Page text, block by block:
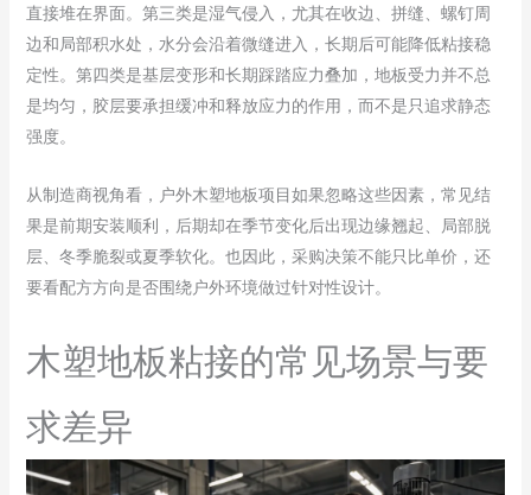
直接堆在界面。第三类是湿气侵入，尤其在收边、拼缝、螺钉周
边和局部积水处，水分会沿着微缝进入，长期后可能降低粘接稳
定性。第四类是基层变形和长期踩踏应力叠加，地板受力并不总
是均匀，胶层要承担缓冲和释放应力的作用，而不是只追求静态
强度。
从制造商视角看，户外木塑地板项目如果忽略这些因素，常见结
果是前期安装顺利，后期却在季节变化后出现边缘翘起、局部脱
层、冬季脆裂或夏季软化。也因此，采购决策不能只比单价，还
要看配方方向是否围绕户外环境做过针对性设计。
木塑地板粘接的常见场景与要
求差异